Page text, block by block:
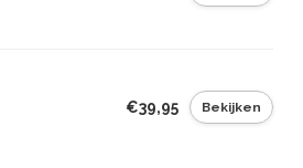
€39,95 Bekijken